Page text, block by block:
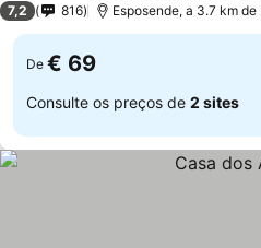
7,2 816 Esposende, a 3.7 km
De € 69
Consulte os preços de 2 sites